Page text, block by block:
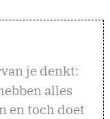
je denkt:
alles
en toch doet